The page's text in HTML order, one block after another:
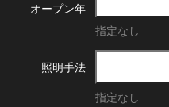
オープン年
指定なし
照明手法
指定なし